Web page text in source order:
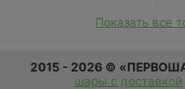
Показать все
2015 - 2026 ©
шары с доставкой